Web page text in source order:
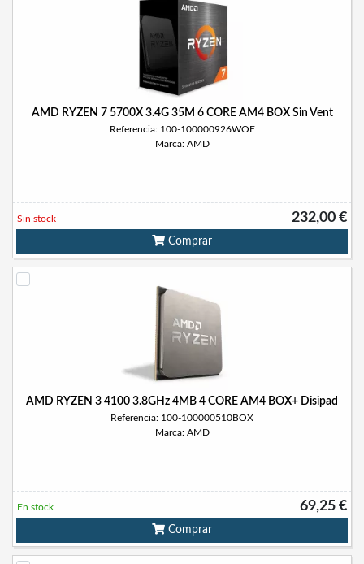
AMD RYZEN 7 5700X 3.4G 35M 6 CORE AM4 BOX Sin Vent
Referencia: 100-100000926WOF
Marca: AMD
232,00 €
Sin stock
Comprar
AMD RYZEN 3 4100 3.8GHz 4MB 4 CORE AM4 BOX+ Disipad
Referencia: 100-100000510BOX
Marca: AMD
69,25 €
En stock
Comprar